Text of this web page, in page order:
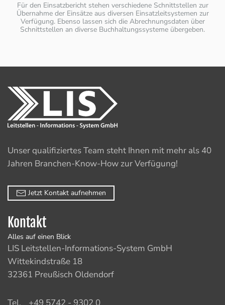
Für den Einsatzbericht stehen verschiedene Schnittstellen zur
Übernahme der Einsätze aus diversen Einsatzleitsystemen zur
Verfügung. Ebenso lassen sich die Abrechnungsdaten über
Schnittstellen an diverse Buchhaltungssysteme übergeben.
Unser qualifiziertes Team steht Ihnen mit mehr als 40
Jahren Branchen-Know-How zur Verfügung!
Jetzt Kontakt aufnehmen
Kontakt
Alles auf einen Blick
LIS Leitstellen-Informations-System GmbH
Wittekindstraße 18
32361 Preußisch Oldendorf
Tel. +49 5742 - 9302 0